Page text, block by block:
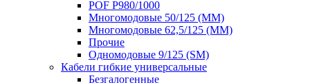
POF P980/1000
Многомодовые 50/125 (ММ)
Многомодовые 62,5/125 (ММ)
Прочие
Одномодовые 9/125 (SM)
Кабели гибкие универсальные
Безгалогенные